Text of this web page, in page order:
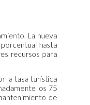
La nueva
hasta
recursos para
la tasa turística
los 75
de